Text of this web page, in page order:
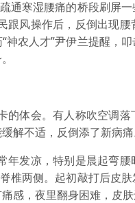
寒湿腰痛的桥段刷屏
跟风操作后，反倒出现
农人才”尹伊兰提醒，
体会。有人称吹空调落
解不适，反倒添了新病痛
发凉，特别是晨起弯腰
椎两侧。起初敲打后皮
感，夜里翻身困难，皮肤